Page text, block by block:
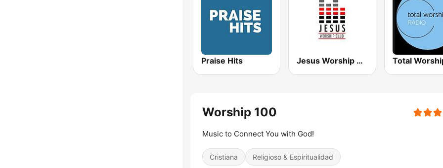
Praise Hits Jesus Worship Club Total
Worship 100
Music to Connect You with God!
Cristiana Religioso & Espiritualidad